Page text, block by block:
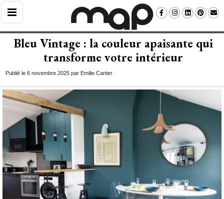
Bleu Vintage : la couleur apaisante qui
transforme votre intérieur
Publié le 6 novembre 2025 par Emilie Cartier